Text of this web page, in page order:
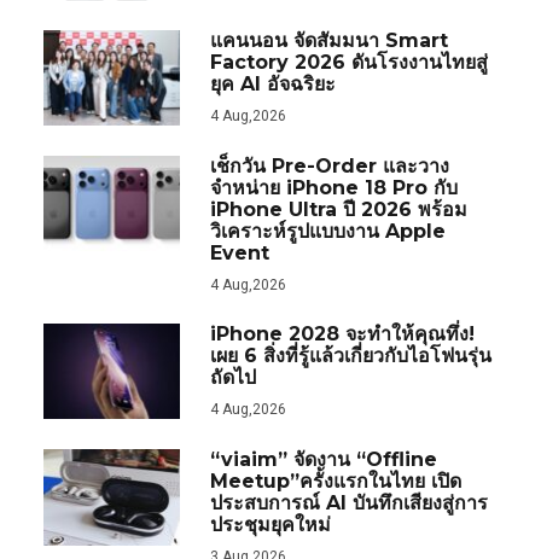
แคนนอน จัดสัมมนา Smart
Factory 2026 ดันโรงงานไทยสู่
ยุค AI อัจฉริยะ
4 Aug,2026
เช็กวัน Pre-Order และวาง
จำหน่าย iPhone 18 Pro กับ
iPhone Ultra ปี 2026 พร้อม
วิเคราะห์รูปแบบงาน Apple
Event
4 Aug,2026
iPhone 2028 จะทำให้คุณทึ่ง!
เผย 6 สิ่งที่รู้แล้วเกี่ยวกับไอโฟนรุ่น
ถัดไป
4 Aug,2026
“viaim” จัดงาน “Offline
Meetup”ครั้งแรกในไทย เปิด
ประสบการณ์ AI บันทึกเสียงสู่การ
ประชุมยุคใหม่